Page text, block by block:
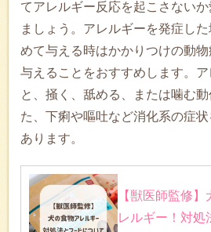
てアレルギー反応を起こさない
ましょう。アレルギーを発症し
めて与える時はかかりつけの動
与えることをおすすめします。
と、掻く、舐める、または噛む
た、下痢や嘔吐など消化系の症
あります。
【獣医師監修
レルギー！対処